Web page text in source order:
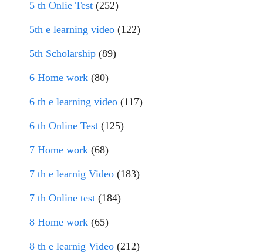
5 th Onlie Test (252)
5th e learning video (122)
5th Scholarship (89)
6 Home work (80)
6 th e learning video (117)
6 th Online Test (125)
7 Home work (68)
7 th e learnig Video (183)
7 th Online test (184)
8 Home work (65)
8 th e learnig Video (212)